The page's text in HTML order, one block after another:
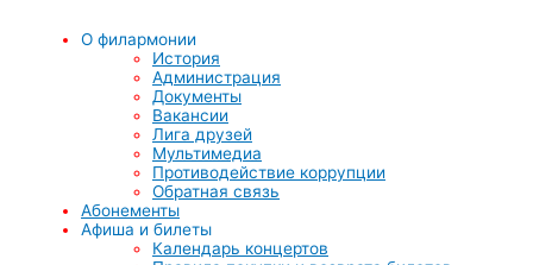
О филармонии
История
Администрация
Документы
Вакансии
Лига друзей
Мультимедиа
Противодействие коррупции
Обратная связь
Абонементы
Афиша и билеты
Календарь концертов